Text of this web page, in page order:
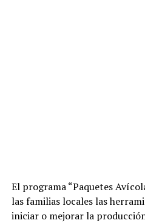
El programa “Paquetes
las familias locales las
iniciar o mejorar la